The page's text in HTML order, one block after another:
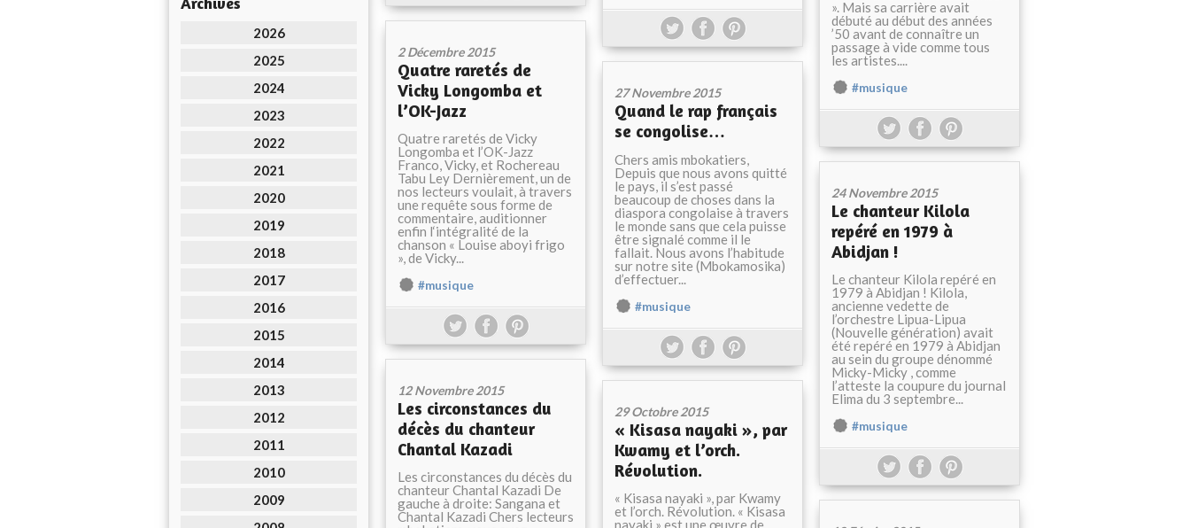
2026
2025
2024
2023
2022
2021
2020
2019
2018
2017
2016
2015
2014
2013
2012
2011
2010
2009
». Mais sa carrière avait
débuté au début des années
’50 avant de connaître un
passage à vide comme tous
les artistes....
#musique
2 Décembre 2015
Quatre raretés de
Vicky Longomba et
l’OK-Jazz
Quatre raretés de Vicky
Longomba et l’OK-Jazz
Franco, Vicky, et Rochereau
Tabu Ley Dernièrement, un de
nos lecteurs voulait, à travers
une requête sous forme de
commentaire, auditionner
enfin l‘intégralité de la
chanson « Louise aboyi frigo
», de Vicky...
#musique
27 Novembre 2015
Quand le rap français
se congolise…
Chers amis mbokatiers,
Depuis que nous avons quitté
le pays, il s’est passé
beaucoup de choses dans la
diaspora congolaise à travers
le monde sans que cela puisse
être signalé comme il le
fallait. Nous avons l’habitude
sur notre site (Mbokamosika)
d’effectuer...
#musique
24 Novembre 2015
Le chanteur Kilola
repéré en 1979 à
Abidjan !
Le chanteur Kilola repéré en
1979 à Abidjan ! Kilola,
ancienne vedette de
l’orchestre Lipua-Lipua
(Nouvelle génération) avait
été repéré en 1979 à Abidjan
au sein du groupe dénommé
Micky-Micky , comme
l’atteste la coupure du journal
Elima du 3 septembre...
#musique
12 Novembre 2015
Les circonstances du
décès du chanteur
Chantal Kazadi
Les circonstances du décès du
chanteur Chantal Kazadi De
gauche à droite: Sangana et
Chantal Kazadi Chers lecteurs
29 Octobre 2015
« Kisasa nayaki », par
Kwamy et l’orch.
Révolution.
« Kisasa nayaki », par Kwamy
et l’orch. Révolution. « Kisasa
nayaki » est une œuvre de